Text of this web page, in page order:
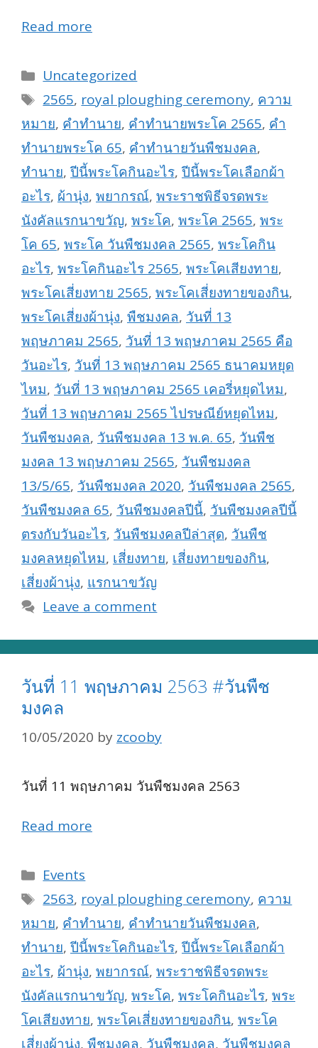
Read more
Categories
Uncategorized
Tags
2565, royal ploughing ceremony, ความ
หมาย, คำทำนาย, คำทำนายพระโค 2565, คำ
ทำนายพระโค 65, คำทำนายวันพืชมงคล,
ทำนาย,ปีนี้พระโคกินอะไร,ปีนี้พระโคเลือกผ้า
อะไร, ผ้านุ่ง, พยากรณ์, พระราชพิธีจรดพระ
นังคัลแรกนาขวัญ, พระโค, พระโค 2565, พระ
โค 65, พระโค วันพืชมงคล 2565, พระโคกิน
อะไร, พระโคกินอะไร 2565, พระโคเสียงทาย,
พระโคเสี่ยงทาย 2565, พระโคเสี่ยงทายของกิน,
พระโคเสี่ยงผ้านุ่ง, พืชมงคล, วันที่ 13
พฤษภาคม 2565, วันที่ 13 พฤษภาคม 2565 คือ
วันอะไร, วันที่ 13 พฤษภาคม 2565 ธนาคมหยุด
ไหม, วันที่ 13 พฤษภาคม 2565 เคอรี่หยุดไหม,
วันที่ 13 พฤษภาคม 2565 ไปรษณีย์หยุดไหม,
วันพืชมงคล, วันพืชมงคล 13 พ.ค. 65, วันพืช
มงคล 13 พฤษภาคม 2565, วันพืชมงคล
13/5/65, วันพืชมงคล 2020, วันพืชมงคล 2565,
วันพืชมงคล 65, วันพืชมงคลปีนี้, วันพืชมงคลปีนี้
ตรงกับวันอะไร, วันพืชมงคลปีล่าสุด, วันพืช
มงคลหยุดไหม, เสี่ยงทาย, เสี่ยงทายของกิน,
เสี่ยงผ้านุ่ง, แรกนาขวัญ
Leave a comment
วันที่ 11 พฤษภาคม 2563 #วันพืช
มงคล
10/05/2020 by zcooby
วันที่ 11 พฤษภาคม วันพืชมงคล 2563
Read more
Categories
Events
Tags
2563, royal ploughing ceremony, ความ
หมาย, คำทำนาย, คำทำนายวันพืชมงคล,
ทำนาย,ปีนี้พระโคกินอะไร,ปีนี้พระโคเลือกผ้า
อะไร, ผ้านุ่ง, พยากรณ์, พระราชพิธีจรดพระ
นังคัลแรกนาขวัญ, พระโค, พระโคกินอะไร, พระ
โคเสียงทาย, พระโคเสี่ยงทายของกิน, พระโค
เสี่ยงผ้านุ่ง, พืชมงคล, วันพืชมงคล, วันพืชมงคล